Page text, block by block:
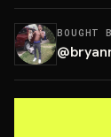
BOUGHT
@